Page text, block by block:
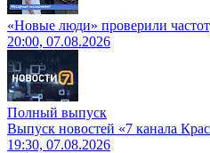
«Новые люди» проверили
20:00, 07.08.2026
Полный выпуск
Выпуск новостей «7 канала
19:30, 07.08.2026